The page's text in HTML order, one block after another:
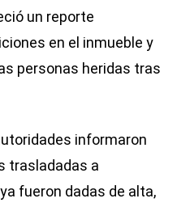
un reporte
en el inmueble y
personas heridas tras
informaron
trasladadas a
fueron dadas de alta,